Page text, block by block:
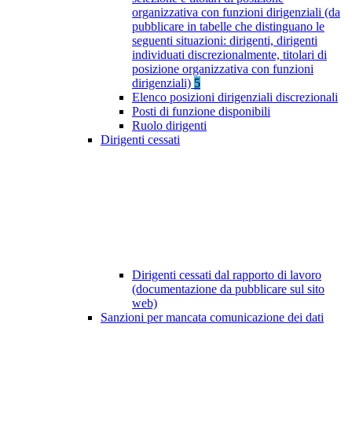
organizzativa con funzioni dirigenziali (da
pubblicare in tabelle che distinguano le
seguenti situazioni: dirigenti, dirigenti
individuati discrezionalmente, titolari di
posizione organizzativa con funzioni
dirigenziali) 5
Elenco posizioni dirigenziali discrezionali
Posti di funzione disponibili
Ruolo dirigenti
Dirigenti cessati
Dirigenti cessati dal rapporto di lavoro
(documentazione da pubblicare sul sito
web)
Sanzioni per mancata comunicazione dei dati